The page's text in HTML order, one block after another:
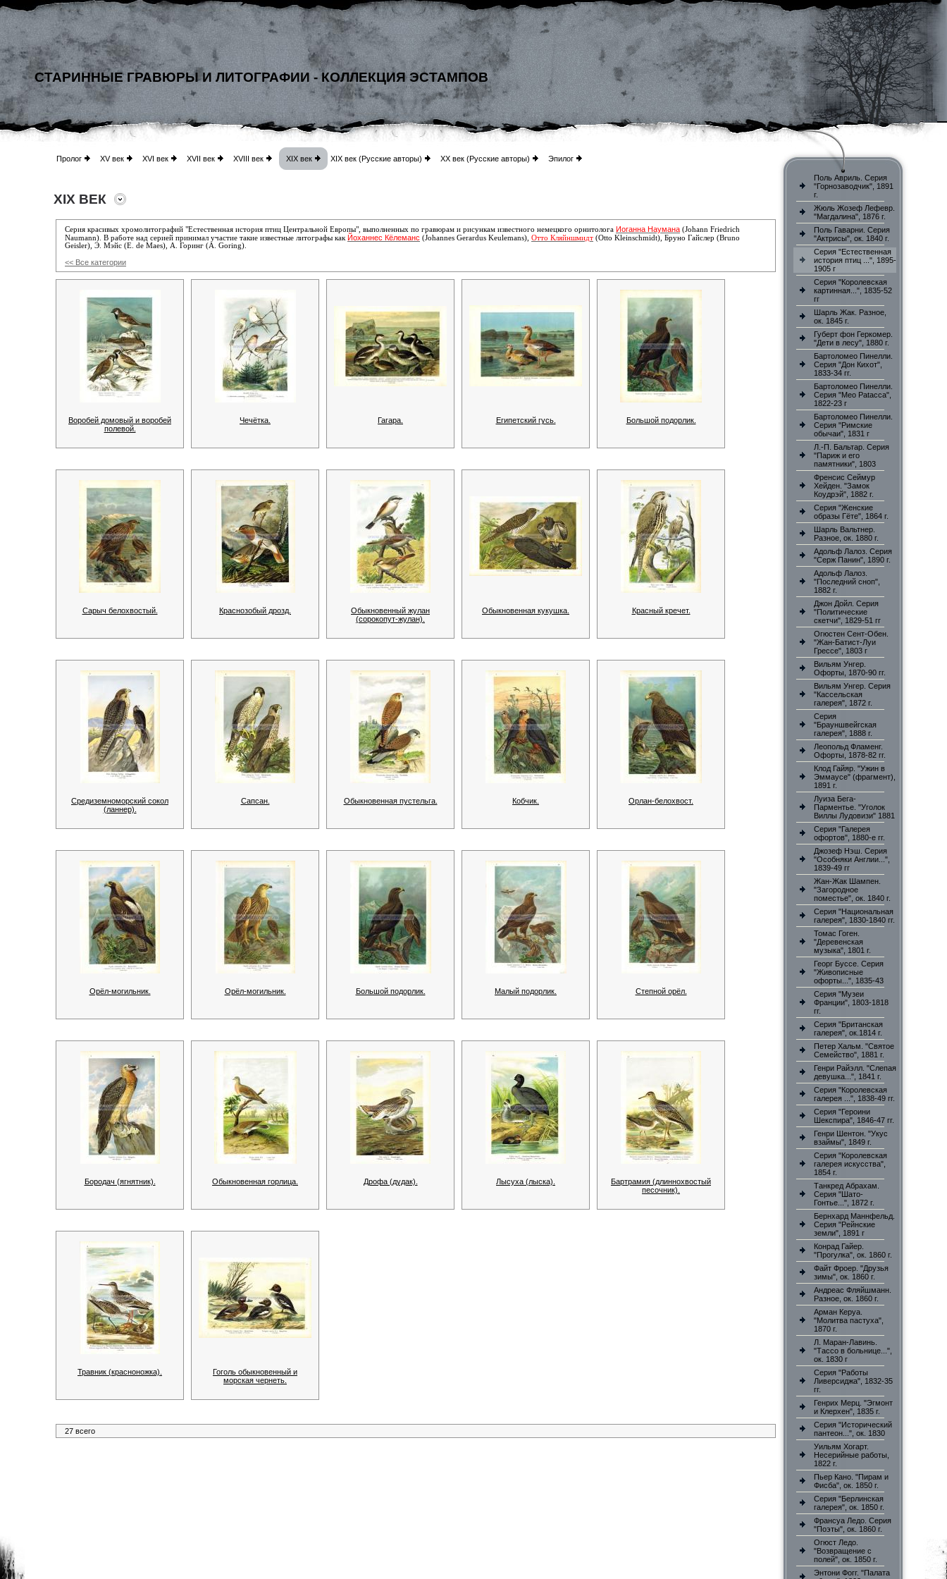
СТАРИННЫЕ ГРАВЮРЫ И ЛИТОГРАФИИ - КОЛЛЕКЦИЯ ЭСТАМПОВ
Пролог XV век XVI век XVII век XVIII век XIX век XIX век (Русские авторы) XX век (Русские авторы) Эпилог
XIX ВЕК
Серия красивых хромолитографий "Естественная история птиц Центральной Европы", выполненных по гравюрам и рисункам известного немецкого орнитолога Иоганна Наумана (Johann Friedrich
Naumann). В работе над серией принимал участие такие известные литографы как Йоханнес Кёлеманс (Johannes Gerardus Keulemans), Отто Кляйншмидт (Otto Kleinschmidt), Бруно Гайслер (Bruno
Geisler), Э. Мэйс (E. de Maes), А. Горинг (A. Goring).
<< Все категории
Воробей домовый и воробей
полевой.
Чечётка. Гагара. Египетский гусь. Большой подорлик.
Сарыч белохвостый. Краснозобый дрозд.
Обыкновенный жулан
(сорокопут-жулан).
Обыкновенная кукушка. Красный кречет.
Средиземноморский сокол
(ланнер).
Сапсан. Обыкновенная пустельга. Кобчик. Орлан-белохвост.
Орёл-могильник. Орёл-могильник. Большой подорлик. Малый подорлик. Степной орёл.
Бородач (ягнятник). Обыкновенная горлица. Дрофа (дудак). Лысуха (лыска).
Бартрамия (длиннохвостый
песочник).
Травник (красноножка).
Гоголь обыкновенный и
морская чернеть.
27 всего
Поль Авриль. Серия
"Горнозаводчик", 1891
г.
Жюль Жозеф Лефевр.
"Магдалина", 1876 г.
Поль Гаварни. Серия
"Актрисы", ок. 1840 г.
Серия "Естественная
история птиц ...", 1895-
1905 г
Серия "Королевская
картинная...", 1835-52
гг
Шарль Жак. Разное,
ок. 1845 г.
Губерт фон Геркомер.
"Дети в лесу", 1880 г.
Бартоломео Пинелли.
Серия "Дон Кихот",
1833-34 гг.
Бартоломео Пинелли.
Серия "Meo Patacca",
1822-23 г
Бартоломео Пинелли.
Серия "Римские
обычаи", 1831 г
Л.-П. Бальтар. Серия
"Париж и его
памятники", 1803
Френсис Сеймур
Хейден. "Замок
Коудрэй", 1882 г.
Серия "Женские
образы Гёте", 1864 г.
Шарль Вальтнер.
Разное, ок. 1880 г.
Адольф Лалоз. Серия
"Серж Панин", 1890 г.
Адольф Лалоз.
"Последний сноп",
1882 г.
Джон Дойл. Серия
"Политические
скетчи", 1829-51 гг
Огюстен Сент-Обен.
"Жан-Батист-Луи
Грессе", 1803 г
Вильям Унгер.
Офорты, 1870-90 гг.
Вильям Унгер. Серия
"Кассельская
галерея", 1872 г.
Серия
"Брауншвейгская
галерея", 1888 г.
Леопольд Фламенг.
Офорты, 1878-82 гг.
Клод Гайяр. "Ужин в
Эммаусе" (фрагмент),
1891 г.
Луиза Бега-
Парментье. "Уголок
Виллы Лудовизи" 1881
Серия "Галерея
офортов", 1880-е гг.
Джозеф Нэш. Серия
"Особняки Англии...",
1839-49 гг
Жан-Жак Шампен.
"Загородное
поместье", ок. 1840 г.
Серия "Национальная
галерея", 1830-1840 гг.
Томас Гоген.
"Деревенская
музыка", 1801 г.
Георг Буссе. Серия
"Живописные
офорты...", 1835-43
Серия "Музеи
Франции", 1803-1818
гг.
Серия "Британская
галерея", ок.1814 г.
Петер Хальм. "Святое
Семейство", 1881 г.
Генри Райэлл. "Слепая
девушка...", 1841 г.
Серия "Королевская
галерея ...", 1838-49 гг.
Серия "Героини
Шекспира", 1846-47 гг.
Генри Шентон. "Укус
взаймы", 1849 г.
Серия "Королевская
галерея искусства",
1854 г.
Танкред Абрахам.
Серия "Шато-
Гонтье...", 1872 г.
Бернхард Маннфельд.
Серия "Рейнские
земли", 1891 г
Конрад Гайер.
"Прогулка", ок. 1860 г.
Файт Фроер. "Друзья
зимы", ок. 1860 г.
Андреас Фляйшманн.
Разное, ок. 1860 г.
Арман Керуа.
"Молитва пастуха",
1870 г.
Л. Маран-Лавинь.
"Тассо в больнице...",
ок. 1830 г
Серия "Работы
Ливерсиджа", 1832-35
гг.
Генрих Мерц. "Эгмонт
и Клерхен", 1835 г.
Серия "Исторический
пантеон...", ок. 1830
Уильям Хогарт.
Несерийные работы,
1822 г.
Пьер Кано. "Пирам и
Фисба", ок. 1850 г.
Серия "Берлинская
галерея", ок. 1850 г.
Франсуа Ледо. Серия
"Поэты", ок. 1860 г.
Огюст Ледо.
"Возвращение с
полей", ок. 1850 г.
Энтони Фогг. "Палата